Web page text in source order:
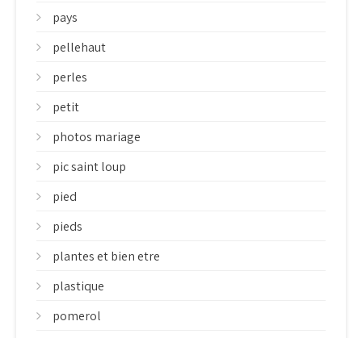
pays
pellehaut
perles
petit
photos mariage
pic saint loup
pied
pieds
plantes et bien etre
plastique
pomerol